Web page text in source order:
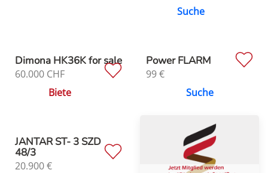
Suche
Dimona HK36K for sale
60.000 CHF
Biete
Power FLARM
99€
Suche
JANTAR ST- 3 SZD
48/3
20.900€